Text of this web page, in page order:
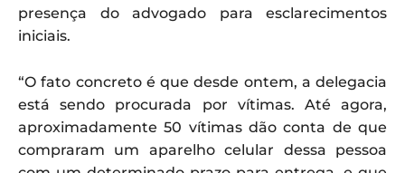
presença do advogado para esclarecimentos
iniciais.
“O fato concreto é que desde ontem, a delegacia
está sendo procurada por vítimas. Até agora,
aproximadamente 50 vítimas dão conta de que
compraram um aparelho celular dessa pessoa